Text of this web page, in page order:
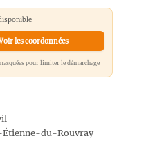
les coordonnées
pour limiter le démarchage
Étienne-du-Rouvray